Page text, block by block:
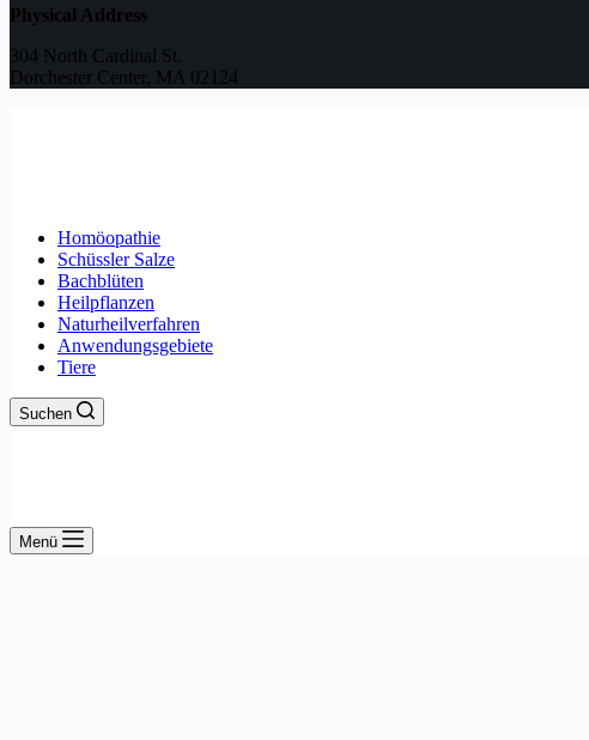
Physical Address
304 North Cardinal St.
Dorchester Center, MA 02124
Homöopathie
Schüssler Salze
Bachblüten
Heilpflanzen
Naturheilverfahren
Anwendungsgebiete
Tiere
Suchen
Menü